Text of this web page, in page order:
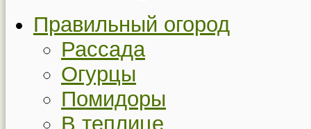
Правильный огород
Рассада
Огурцы
Помидоры
В теплице